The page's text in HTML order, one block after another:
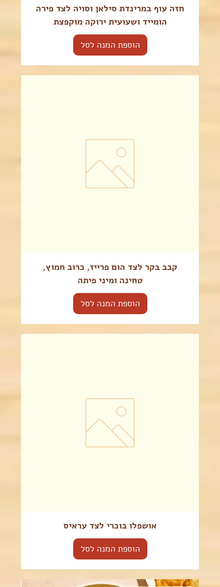
חזה עוף במרינדת סילאן וסויה לצד פירה
הומייד ושעועית ירוקה מוקפצת
הוספת המנה לסל
קבב בקר לצד הום פרייז, כרוב חמוץ,
טחינה ומיני פיתה
הוספת המנה לסל
אושפלו בוכרי לצד עראיס
הוספת המנה לסל